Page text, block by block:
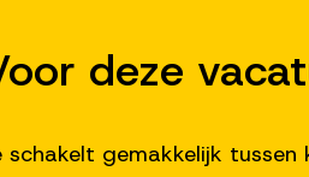
deze
schakelt gemakkelijk